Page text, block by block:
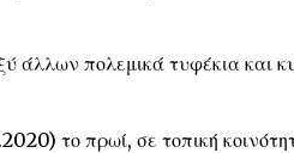
άλλων πολεμικά τυφέκια και
το πρωί, σε τοπική